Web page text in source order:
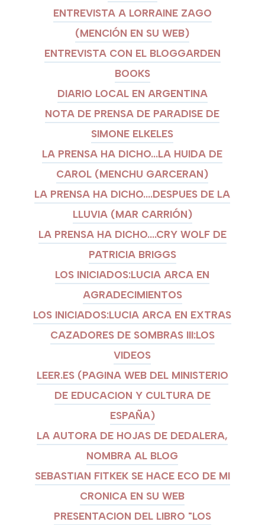
ENTREVISTA A LORRAINE ZAGO
(MENCIÓN EN SU WEB)
ENTREVISTA CON EL BLOGGARDEN
BOOKS
DIARIO LOCAL EN ARGENTINA
NOTA DE PRENSA DE PARADISE DE
SIMONE ELKELES
LA PRENSA HA DICHO...LA HUIDA DE
CAROL (MENCHU GARCERAN)
LA PRENSA HA DICHO....DESPUES DE LA
LLUVIA (MAR CARRIÓN)
LA PRENSA HA DICHO....CRY WOLF DE
PATRICIA BRIGGS
LOS INICIADOS:LUCIA ARCA EN
AGRADECIMIENTOS
LOS INICIADOS:LUCIA ARCA EN EXTRAS
CAZADORES DE SOMBRAS III:LOS
VIDEOS
LEER.ES (PAGINA WEB DEL MINISTERIO
DE EDUCACION Y CULTURA DE
ESPAÑA)
LA AUTORA DE HOJAS DE DEDALERA,
NOMBRA AL BLOG
SEBASTIAN FITKEK SE HACE ECO DE MI
CRONICA EN SU WEB
PRESENTACION DEL LIBRO "LOS